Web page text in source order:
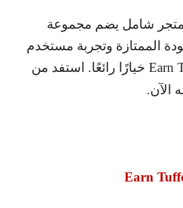
شامل يضم مجموعة
الممتازة وتجربة مستخدم
Earn خيارًا رائعًا. استفد من
الآن.
Earn